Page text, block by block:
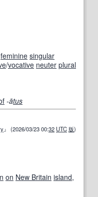
feminine singular
/vocative neuter plural
-ātus
』 (2026/03/23 00:32 UTC 版)
on New Britain island,